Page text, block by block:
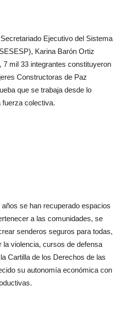
Ejecutivo del Sistema
Karina Barón Ortiz
mil 33 integrantes constituyeron
Constructoras de Paz
que se trabaja desde lo
fuerza colectiva.
se han recuperado espacios
a las comunidades, se
senderos seguros para todas,
la violencia, cursos de defensa
Cartilla de los Derechos de las
su autonomía económica con